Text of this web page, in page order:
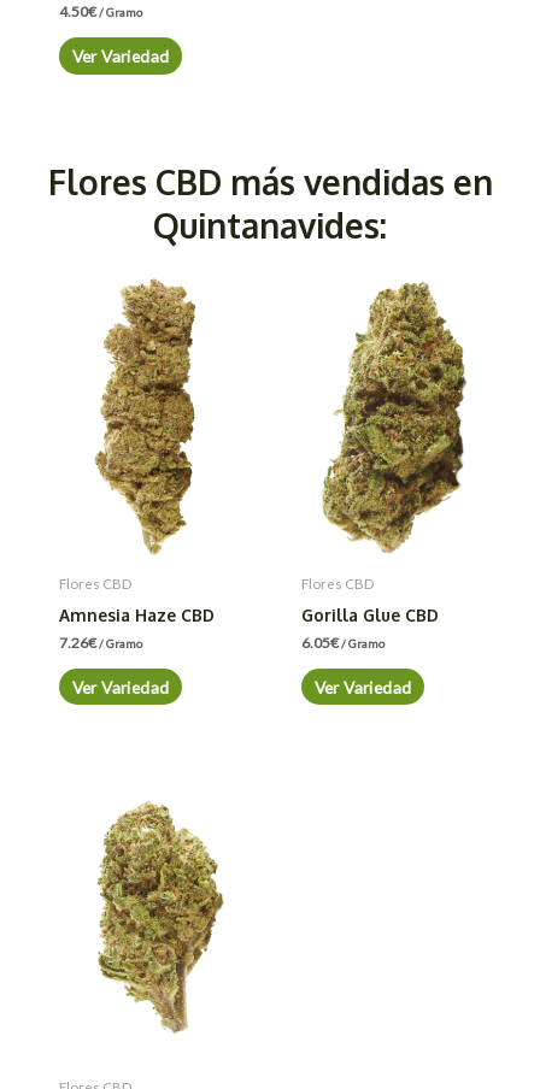
4.50€/ Gramo
Ver Variedad
Flores CBD más vendidas en
Quintanavides:
Flores CBD
Amnesia Haze CBD
7.26€/ Gramo
Ver Variedad
Flores CBD
Gorilla Glue CBD
6.05€/ Gramo
Ver Variedad